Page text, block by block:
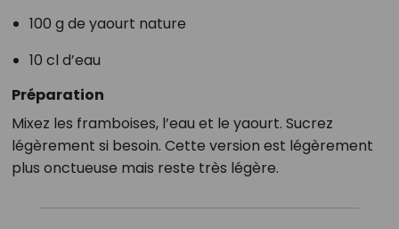
100 g de yaourt nature
10 cl d’eau
Préparation
Mixez les framboises, l’eau et le yaourt. Sucrez
légèrement si besoin. Cette version est légèrement
plus onctueuse mais reste très légère.